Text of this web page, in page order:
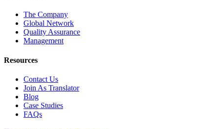
The Company
Global Network
Quality Assurance
Management
Resources
Contact Us
Join As Translator
Blog
Case Studies
FAQs